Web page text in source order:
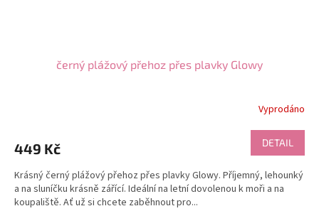
černý plážový přehoz přes plavky Glowy
Vyprodáno
449 Kč DETAIL
Krásný černý plážový přehoz přes plavky Glowy. Příjemný, lehounký
a na sluníčku krásně zářící. Ideální na letní dovolenou k moři a na
koupaliště. Ať už si chcete zaběhnout pro...